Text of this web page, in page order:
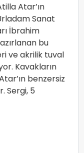
Atar’ın
Sanat
İbrahim
bu
ve akrilik tuval
Kavakların
benzersiz
Sergi, 5